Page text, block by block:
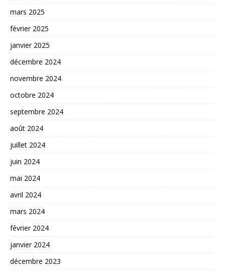
mars 2025
février 2025
janvier 2025
décembre 2024
novembre 2024
octobre 2024
septembre 2024
août 2024
juillet 2024
juin 2024
mai 2024
avril 2024
mars 2024
février 2024
janvier 2024
décembre 2023